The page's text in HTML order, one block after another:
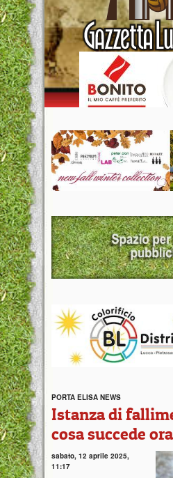
PORTA ELISA NEWS
Istanza di
cosa succede ora
sabato, 12 aprile 2025,
11:17